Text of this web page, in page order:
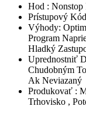
Hod : Nonstop
Prístupový
Výhody:
Program
Hladký
Uprednostniť
Chudobným
Ak Neviazaný
Produkovať :
Trhovisko ,